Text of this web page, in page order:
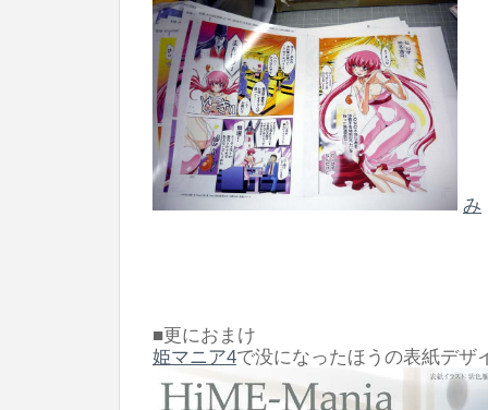
み
■更におまけ
姫マニア4で没になったほうの表紙デザ